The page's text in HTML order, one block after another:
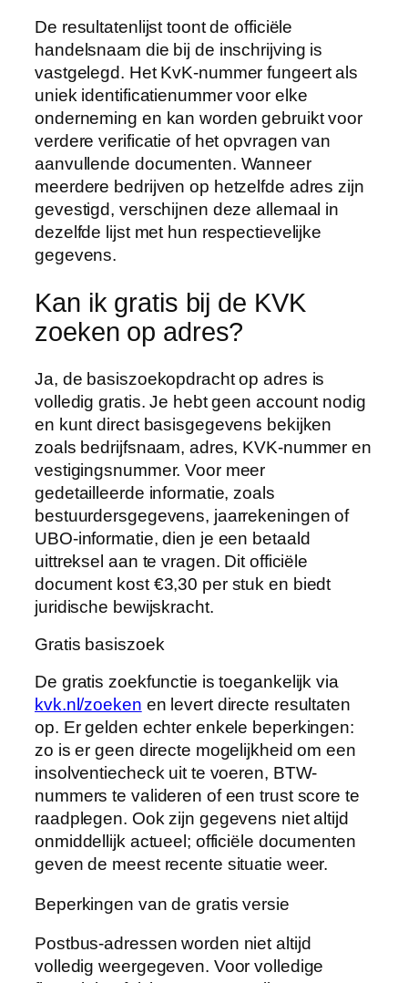
De resultatenlijst toont de officiële
handelsnaam die bij de inschrijving is
vastgelegd. Het KvK-nummer fungeert als
uniek identificatienummer voor elke
onderneming en kan worden gebruikt voor
verdere verificatie of het opvragen van
aanvullende documenten. Wanneer
meerdere bedrijven op hetzelfde adres zijn
gevestigd, verschijnen deze allemaal in
dezelfde lijst met hun respectievelijke
gegevens.
Kan ik gratis bij de KVK
zoeken op adres?
Ja, de basiszoekopdracht op adres is
volledig gratis. Je hebt geen account nodig
en kunt direct basisgegevens bekijken
zoals bedrijfsnaam, adres, KVK-nummer en
vestigingsnummer. Voor meer
gedetailleerde informatie, zoals
bestuurdersgegevens, jaarrekeningen of
UBO-informatie, dien je een betaald
uittreksel aan te vragen. Dit officiële
document kost €3,30 per stuk en biedt
juridische bewijskracht.
Gratis basiszoek
De gratis zoekfunctie is toegankelijk via
kvk.nl/zoeken en levert directe resultaten
op. Er gelden echter enkele beperkingen:
zo is er geen directe mogelijkheid om een
insolventiecheck uit te voeren, BTW-
nummers te valideren of een trust score te
raadplegen. Ook zijn gegevens niet altijd
onmiddellijk actueel; officiële documenten
geven de meest recente situatie weer.
Beperkingen van de gratis versie
Postbus-adressen worden niet altijd
volledig weergegeven. Voor volledige